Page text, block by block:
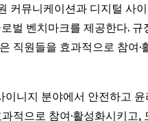
뮤니케이션과 디지털 사
벤치마크를 제공한다.
원들을 효과적으로 참여
니지 분야에서 안전하고
으로 참여·활성화시키